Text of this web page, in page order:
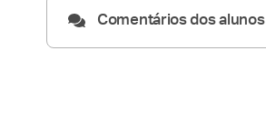
Comentários dos alunos